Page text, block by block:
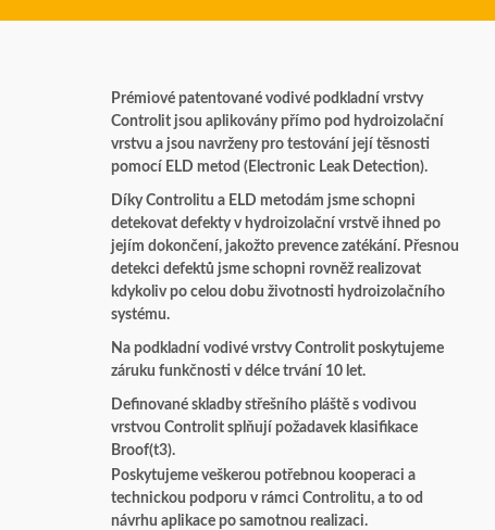
Prémiové patentované vodivé podkladní vrstvy
Controlit jsou aplikovány přímo pod hydroizolační
vrstvu a jsou navrženy pro testování její těsnosti
pomocí ELD metod (Electronic Leak Detection).
Díky Controlitu a ELD metodám jsme schopni
detekovat defekty v hydroizolační vrstvě ihned po
jejím dokončení, jakožto prevence zatékání. Přesnou
detekci defektů jsme schopni rovněž realizovat
kdykoliv po celou dobu životnosti hydroizolačního
systému.
Na podkladní vodivé vrstvy Controlit poskytujeme
záruku funkčnosti v délce trvání 10 let.
Definované skladby střešního pláště s vodivou
vrstvou Controlit splňují požadavek klasifikace
Broof(t3).
Poskytujeme veškerou potřebnou kooperaci a
technickou podporu v rámci Controlitu, a to od
návrhu aplikace po samotnou realizaci.